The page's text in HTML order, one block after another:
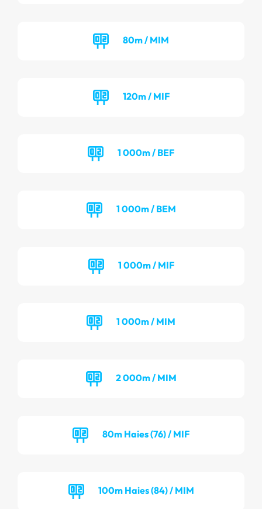
80m / MIM
120m / MIF
1 000m / BEF
1 000m / BEM
1 000m / MIF
1 000m / MIM
2 000m / MIM
80m Haies (76) / MIF
100m Haies (84) / MIM